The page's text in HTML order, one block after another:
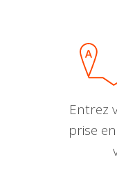
Entrez
prise